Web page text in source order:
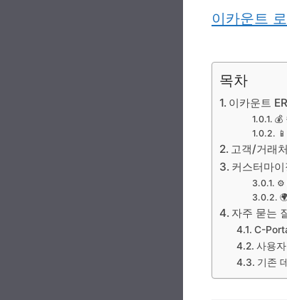
이카운트
목차
이카운트
💰
고객/거래
커스터마
⚙️
자주 묻는
C-
사용
기존